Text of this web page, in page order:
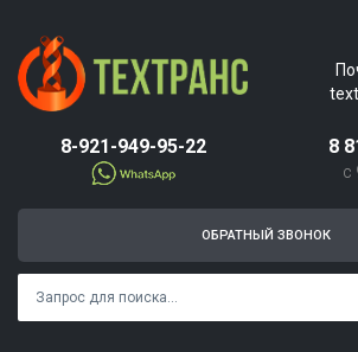
8-921-949-95-22 8
с
ОБРАТНЫЙ ЗВОНОК